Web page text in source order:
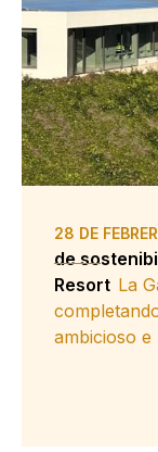
28 DE
de
Resort La
ambicioso e